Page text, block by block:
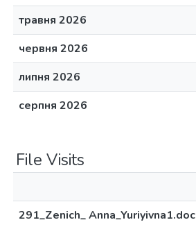
травня 2026
червня 2026
липня 2026
серпня 2026
File Visits
291_Zenich_ Anna_Yuriyivna1.doc